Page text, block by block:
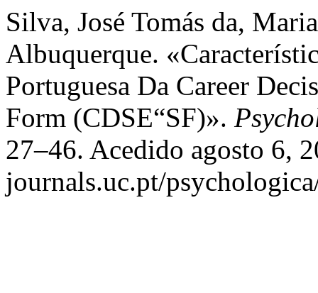
Silva, José Tomás da,
Albuquerque.
Portuguesa Da Career
Form (CDSE“SF)».
27–46. Acedido agosto 6,
journals.uc.pt/